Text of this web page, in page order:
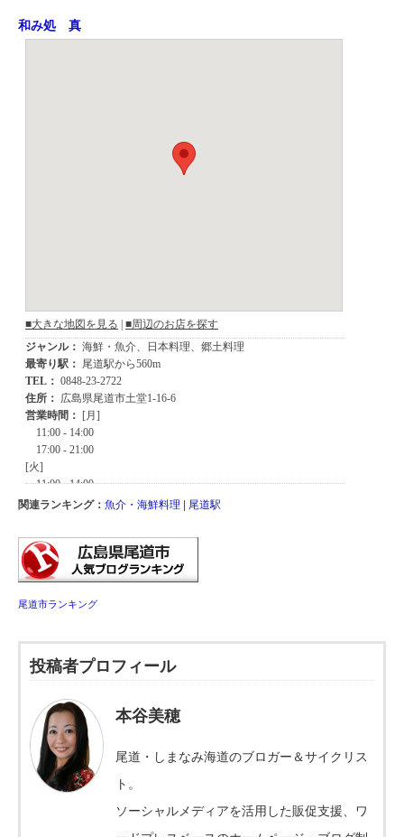
和み処 真
関連ランキング： 魚介・海鮮料理 尾道駅
尾道市ランキング
投稿者プロフィール
本谷美穂
尾道・しまなみ海道のブロガー＆サイクリス
ト。
ソーシャルメディアを活用した販促支援、ワ